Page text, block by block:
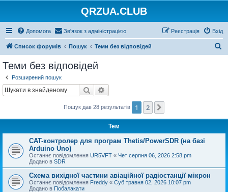
QRZUA.CLUB
Допомога Зв'язок з адміністрацією Вхід
Реєстрація
Список форумів Пошук Теми без відповідей
Теми без відповідей
Розширений пошук
Пошук
Пошук дав 28 результатів 1 2
Тем
CAT-контролер для програм Thetis/PowerSDR (на базі
Arduino Uno)
Останнє повідомлення UR5VFT « Чет серпня 06, 2026 2:58 pm
Додано в SDR
Схема вихідної частини авіаційної радіостанції мікрон
Останнє повідомлення Freddy « Суб травня 02, 2026 10:07 pm
Додано в Побалакати